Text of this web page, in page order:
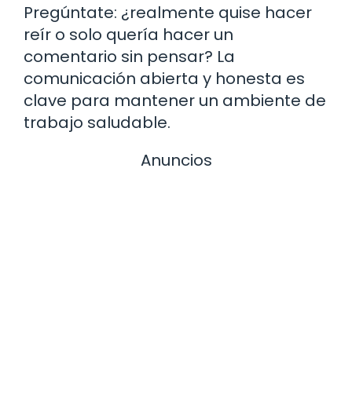
Pregúntate: ¿realmente quise hacer
reír o solo quería hacer un
comentario sin pensar? La
comunicación abierta y honesta es
clave para mantener un ambiente de
trabajo saludable.
Anuncios